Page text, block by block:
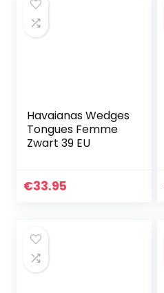
Havaianas Wedges
Tongues Femme
Zwart 39 EU
€33.95